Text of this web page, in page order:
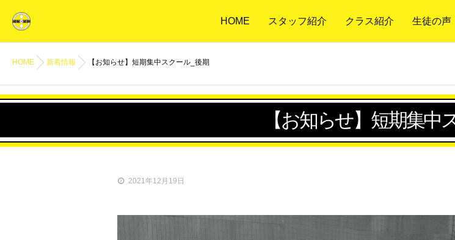
HOME スタッフ紹介 クラス紹介 生徒の声
HOME 新着情報 【お知らせ】短期集中スクール_後期
【お知らせ】短期集中
2021年12月19日